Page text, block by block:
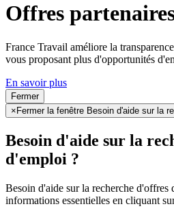
Offres
France Travail améliore la
vous proposant plus d'opportunités
En savoir plus
Fermer
× Fermer la fenêtre Besoin d'aide sur la
Besoin d'aide sur la
d'emploi ?
Besoin d'aide sur la recherche d'offres
informations essentielles en cliquant